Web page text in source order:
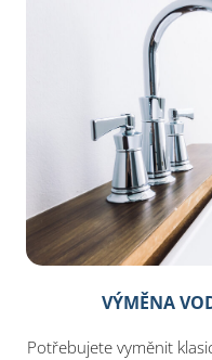
VÝMĚNA
Potřebujete vyměnit